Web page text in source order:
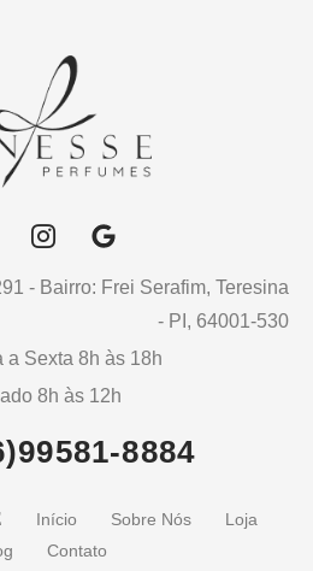
- Bairro: Frei Serafim, Teresina
- PI, 64001-530
a Sexta 8h às 18h
8h às 12h
8884
Início Sobre Nós
Loja
Contato